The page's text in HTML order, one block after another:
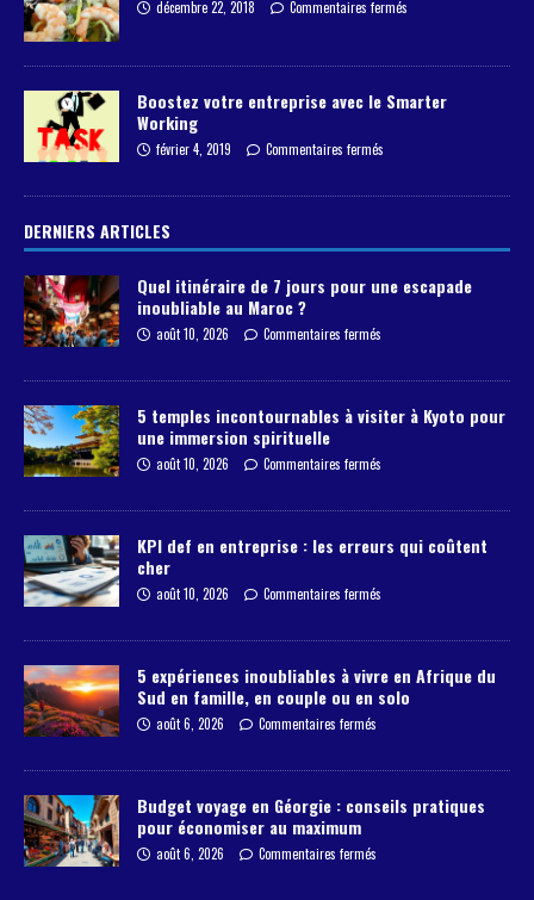
décembre 22, 2018 Commentaires fermés
Boostez votre entreprise avec le Smarter
Working
février 4, 2019 Commentaires fermés
DERNIERS ARTICLES
Quel itinéraire de 7 jours pour une escapade
inoubliable au Maroc ?
août 10, 2026 Commentaires fermés
5 temples incontournables à visiter à Kyoto pour
une immersion spirituelle
août 10, 2026 Commentaires fermés
KPI def en entreprise : les erreurs qui coûtent
cher
août 10, 2026 Commentaires fermés
5 expériences inoubliables à vivre en Afrique du
Sud en famille, en couple ou en solo
août 6, 2026 Commentaires fermés
Budget voyage en Géorgie : conseils pratiques
pour économiser au maximum
août 6, 2026 Commentaires fermés